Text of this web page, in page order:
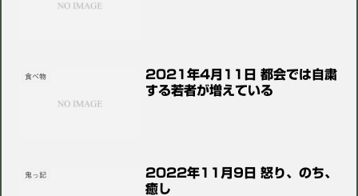
食べ物
2021年4月11日 都会では自粛
する若者が増えている
鬼っ記
2022年11月9日 怒り、のち、
癒し